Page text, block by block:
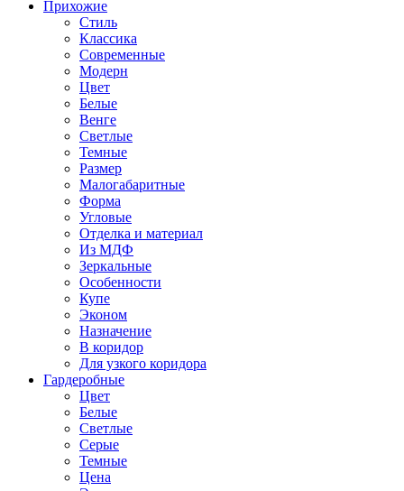
Прихожие
Стиль
Классика
Современные
Модерн
Цвет
Белые
Венге
Светлые
Темные
Размер
Малогабаритные
Форма
Угловые
Отделка и материал
Из МДФ
Зеркальные
Особенности
Купе
Эконом
Назначение
В коридор
Для узкого коридора
Гардеробные
Цвет
Белые
Светлые
Серые
Темные
Цена